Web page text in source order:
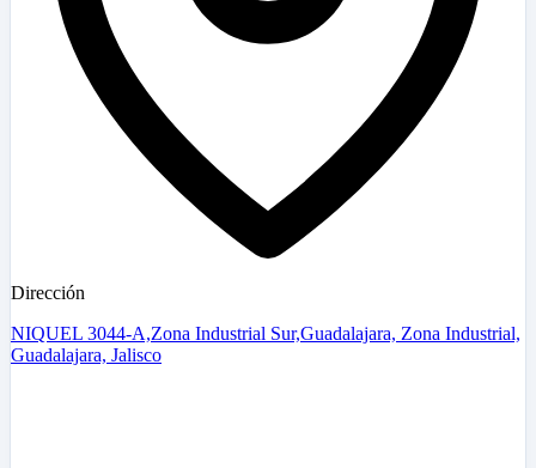
Dirección
NIQUEL 3044-A,Zona Industrial Sur,Guadalajara, Zona Industrial,
Guadalajara, Jalisco